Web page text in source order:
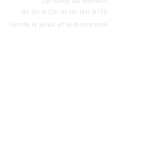
de 9h à 12h et de 14h à 17h
Fermé le jeudi et le dimanche